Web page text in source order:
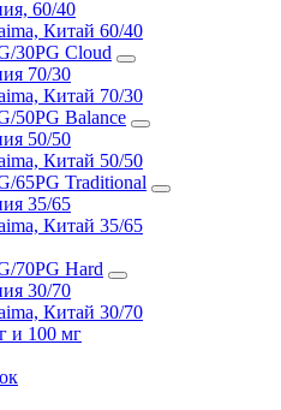
60/40
Китай 60/40
30PG Cloud
70/30
Китай 70/30
50PG Balance
50/50
Китай 50/50
65PG Traditional
35/65
Китай 35/65
70PG Hard
30/70
Китай 30/70
и 100 мг